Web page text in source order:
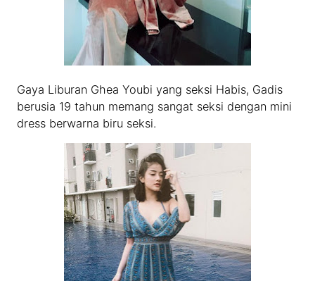
Gaya Liburan Ghea Youbi yang seksi Habis, Gadis
berusia 19 tahun memang sangat seksi dengan mini
dress berwarna biru seksi.